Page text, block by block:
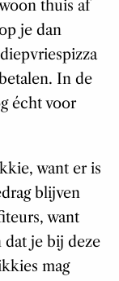
thuis af
je dan
In de
écht voor
want er is
blijven
want
dat je bij deze
mag